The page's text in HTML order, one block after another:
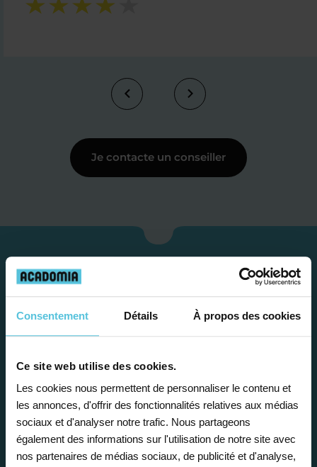
Consentement Détails À propos des cookies
Ce site web utilise des cookies.
Les cookies nous permettent de personnaliser le contenu et
les annonces, d'offrir des fonctionnalités relatives aux médias
sociaux et d'analyser notre trafic. Nous partageons
également des informations sur l'utilisation de notre site avec
nos partenaires de médias sociaux, de publicité et d'analyse,
Je contacte un conseiller
Étape 1
Je vous propose un